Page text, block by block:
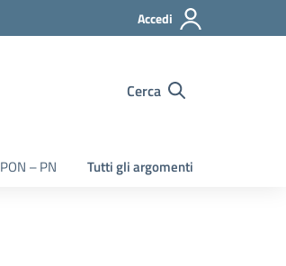
Accedi
Cerca
PON – PN Tutti gli argomenti